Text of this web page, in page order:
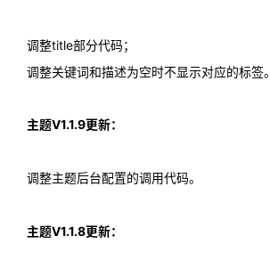
调整title部分代码；
调整关键词和描述为空时不显示对应的标签。
主题V1.1.9更新：
调整主题后台配置的调用代码。
主题V1.1.8更新：